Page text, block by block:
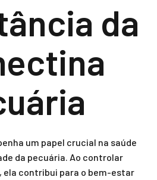
da
um papel crucial na saúde
da pecuária. Ao controlar
contribui para o bem-estar